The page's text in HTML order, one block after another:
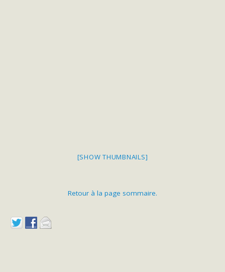
[SHOW THUMBNAILS]
Retour à la page sommaire.